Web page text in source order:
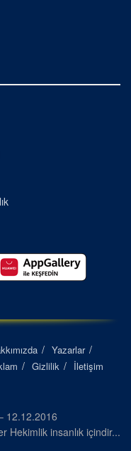
Yazarlar
Gizlilik İletişim
12.12.2016
Hekimlik insanlık içindir...